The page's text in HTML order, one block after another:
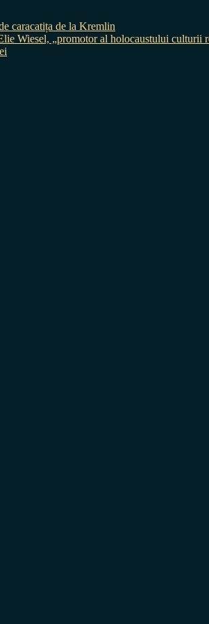
caracatița de la Kremlin
Wiesel, „promotor al holocaustului culturii